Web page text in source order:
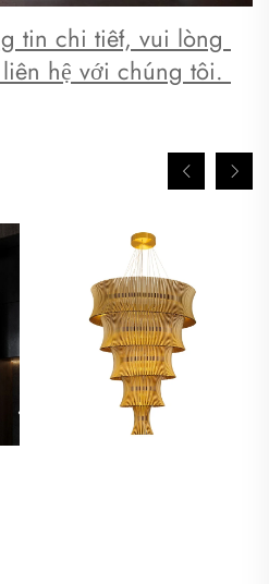
tin chi tiết, vui lòng
hệ với chúng tôi.